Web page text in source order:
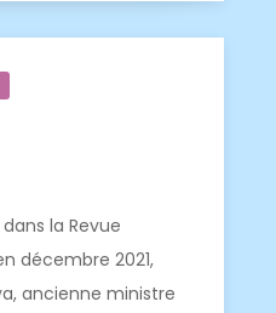
la Revue
décembre 2021,
ancienne ministre